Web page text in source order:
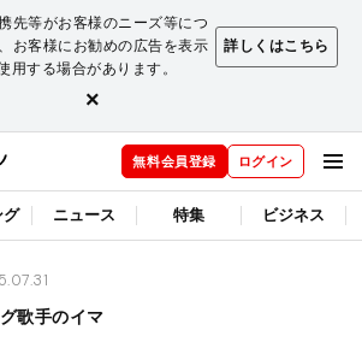
先等がお客様のニーズ等につ
お客様にお勧めの広告を表示
する場合があります。
詳しくはこちら
×
無料会員登録 ログイン
グ ニュース 特集 ビジネス
歌手のイマ